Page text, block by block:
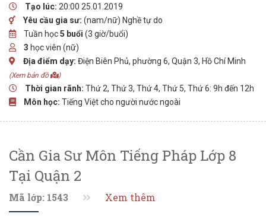
Tạo lúc: 20:00 25.01.2019
Yêu cầu gia sư: (nam/nữ) Nghề tự do
Tuần học5 buổi (3 giờ/buổi)
3 học viên (nữ)
Địa điểm dạy: Điện Biên Phủ, phường 6, Quận 3, Hồ Chí Minh
(Xem bản đồ )
Thời gian rãnh: Thứ 2, Thứ 3, Thứ 4, Thứ 5, Thứ 6: 9h đến 12h
Môn học: Tiếng Việt cho người nước ngoài
Cần Gia Sư Môn Tiếng Pháp Lớp 8
Tại Quận 2
Mã lớp: 1543 Xem thêm